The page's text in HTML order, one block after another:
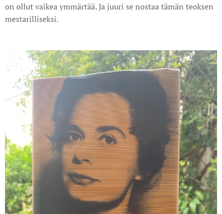
on ollut vaikea ymmärtää. Ja juuri se nostaa tämän teoksen
mestarilliseksi.